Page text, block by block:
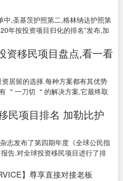
,圣基茨护照第二,格林纳达护照第
年按投资项目归化的排名”发布,加
资移民项目盘点,看一看
居留的选择.每种方案都有其优势
＂一刀切 ＂的解决方案,它最终取
民项目排名 加勒比护
志发布了第四期年度《全球公民指
告.对全球投资移民项目进行了排
】尊享直接对接老板